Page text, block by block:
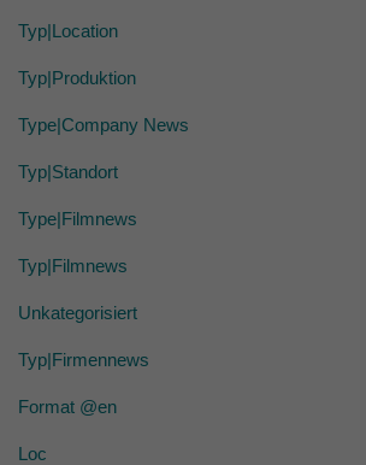
Typ|Location
Typ|Produktion
Type|Company News
Typ|Standort
Type|Filmnews
Typ|Filmnews
Unkategorisiert
Typ|Firmennews
Format @en
Loc